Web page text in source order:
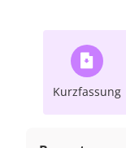
Kurzfassung